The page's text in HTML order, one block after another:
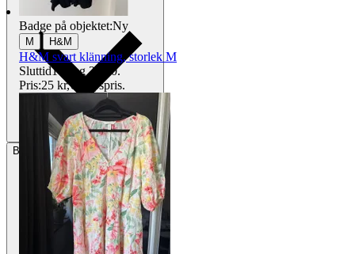
BetalningVia Tradera
Badge på objektet:Ny
M H&M
H&M svart klänning, storlek M
Sluttid14 aug 20:20.
Pris:25 kr,Utropspris.